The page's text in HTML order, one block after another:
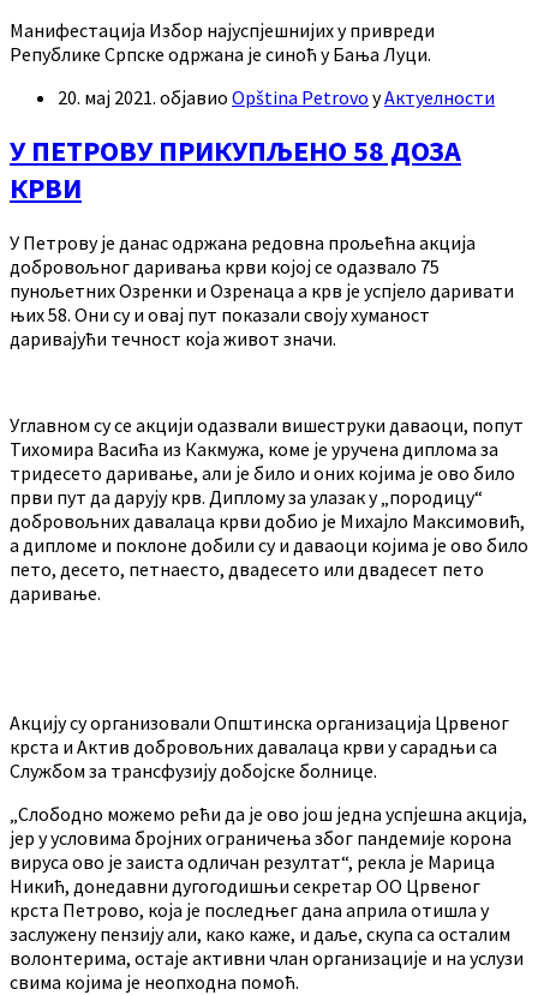
Манифестација Избор најуспјешнијих у привреди
Републике Српске одржана је синоћ у Бања Луци.
20. мај 2021. објавио Opština Petrovo уАктуелности
У ПЕТРОВУ ПРИКУПЉЕНО 58 ДОЗА
КРВИ
У Петрову је данас одржана редовна прољећна акција
добровољног даривања крви којој се одазвало 75
пунољетних Озренки и Озренаца а крв је успјело даривати
њих 58. Они су и овај пут показали своју хуманост
даривајући течност која живот значи.
Углавном су се акцији одазвали вишеструки даваоци, попут
Тихомира Васића из Какмужа, коме је уручена диплома за
тридесето даривање, али је било и оних којима је ово било
први пут да дарују крв. Диплому за улазак у „породицу“
добровољних давалаца крви добио је Михајло Максимовић,
а дипломе и поклоне добили су и даваоци којима је ово било
пето, десето, петнаесто, двадесето или двадесет пето
даривање.
Акцију су организовали Општинска организација Црвеног
крста и Актив добровољних давалаца крви у сарадњи са
Службом за трансфузију добојске болнице.
„Слободно можемо рећи да је ово још једна успјешна акција,
јер у условима бројних ограничења због пандемије корона
вируса ово је заиста одличан резултат“, рекла је Марица
Никић, донедавни дугогодишњи секретар ОО Црвеног
крста Петрово, која је последњег дана априла отишла у
заслужену пензију али, како каже, и даље, скупа са осталим
волонтерима, остаје активни члан организације и на услузи
свима којима је неопходна помоћ.